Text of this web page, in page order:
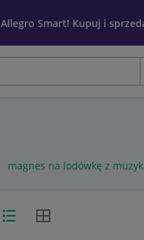
Allegro Smart! Kupuj i
magnes na lodówkę z
Widok listyWidok siatki